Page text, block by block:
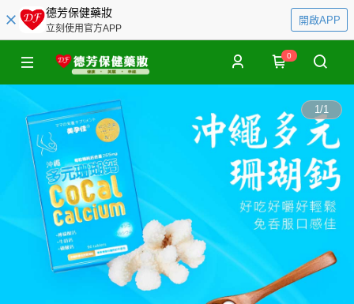
德芳保健藥妝
立刻使用官方APP
開啟APP
0
1/1